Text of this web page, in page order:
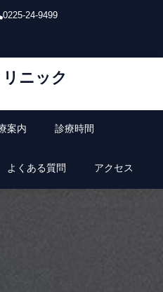
0225-24-9499
ニック
案内 診療時間
よくある質問 アクセス